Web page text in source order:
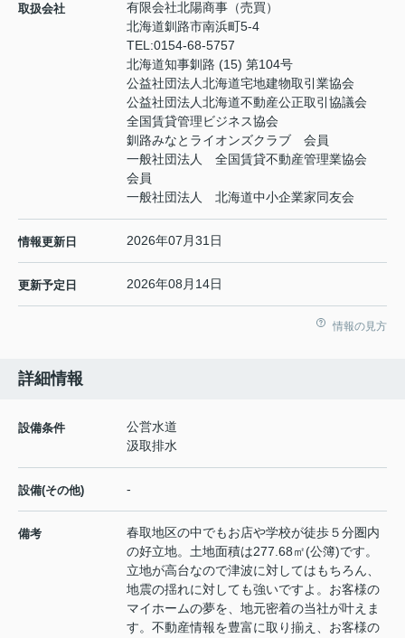
取扱会社
有限会社北陽商事（売買）
北海道釧路市南浜町5-4
TEL:0154-68-5757
北海道知事釧路 (15) 第104号
公益社団法人北海道宅地建物取引業協会
公益社団法人北海道不動産公正取引協議会
全国賃貸管理ビジネス協会
釧路みなとライオンズクラブ 会員
一般社団法人 全国賃貸不動産管理業協会
会員
一般社団法人 北海道中小企業家同友会
情報更新日 2026年07月31日
更新予定日 2026年08月14日
情報の見方
詳細情報
設備条件
公営水道
汲取排水
設備(その他) -
備考
春取地区の中でもお店や学校が徒歩５分圏内
の好立地。土地面積は277.68㎡(公簿)です。
立地が高台なので津波に対してはもちろん、
地震の揺れに対しても強いですよ。お客様の
マイホームの夢を、地元密着の当社が叶えま
す。不動産情報を豊富に取り揃え、お客様の